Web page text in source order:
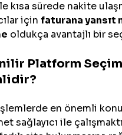
kısa sürede nakite
için faturana yansıt
oldukça avantajlı bir
Platform
en önemli
sağlayıcı ile